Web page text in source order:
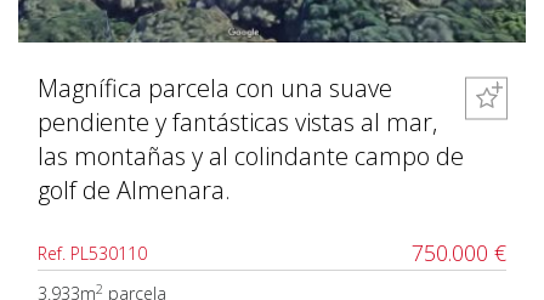
Magnífica parcela con una suave
pendiente y fantásticas vistas al mar,
las montañas y al colindante campo de
golf de Almenara.
Ref. PL530110 750.000 €
3.933m2 parcela